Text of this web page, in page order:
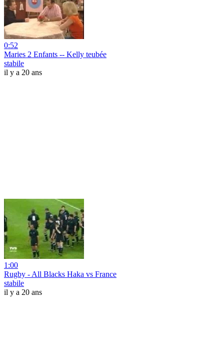
0:52
Maries 2 Enfants -- Kelly teubée
stabile
il y a 20 ans
1:00
Rugby - All Blacks Haka vs France
stabile
il y a 20 ans